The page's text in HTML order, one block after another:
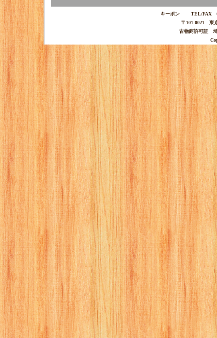
キーポン TEL/FAX
〒101-0021 東
古物商許可証